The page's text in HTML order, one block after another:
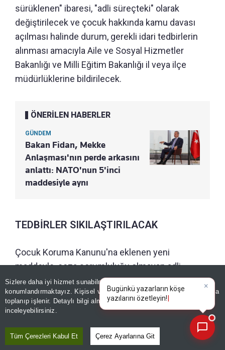
Sizlere daha iyi hizmet sunabilmek adına sitemizde
konumlandırmaktayız. Kişisel verileriniz, KVKK ve GDPR kapsamında
toplanıp işlenir. Detaylı bilgi almak içinAydınlatma Metnimizi
inceleyebilirsiniz.
Tüm Çerezleri Kabul Et Çerez Ayarlarına Git
sürüklenen" ibaresi, "adli süreçteki" olarak
değiştirilecek ve çocuk hakkında kamu davası
açılması halinde durum, gerekli idari tedbirlerin
alınması amacıyla Aile ve Sosyal Hizmetler
Bakanlığı ve Milli Eğitim Bakanlığı il veya ilçe
müdürlüklerine bildirilecek.
ÖNERİLEN HABERLER
GÜNDEM
Bakan Fidan, Mekke
Anlaşması'nın perde arkasını
anlattı: NATO'nun 5'inci
maddesiyle aynı
TEDBİRLER SIKILAŞTIRILACAK
Çocuk Koruma Kanunu'na eklenen yeni
maddeyle, ceza sorumluluğu olmayan adli
süreçteki çocuklar için çocuklara özgü güvenlik
tedbiri niteliğinde "yönlendirme tedbirleri"
belirleniyor.
Çocuk Koruma Kanunu'nda yapılan değişiklikle,
15 yaşını doldurmamış çocuk hakkında sosyal
Bugünkü yazarların köş